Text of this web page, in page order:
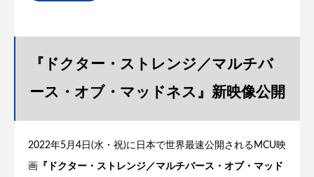
『ドクター・ストレンジ／マルチバ
ース・オブ・マッドネス』新映像公開
2022年5月4日(水・祝)に日本で世界最速公開されるMCU映
画 『ドクター・ストレンジ／マルチバース・オブ・マッド